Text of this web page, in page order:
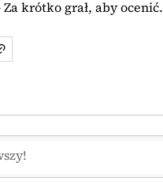
Za krótko grał, aby ocenić.